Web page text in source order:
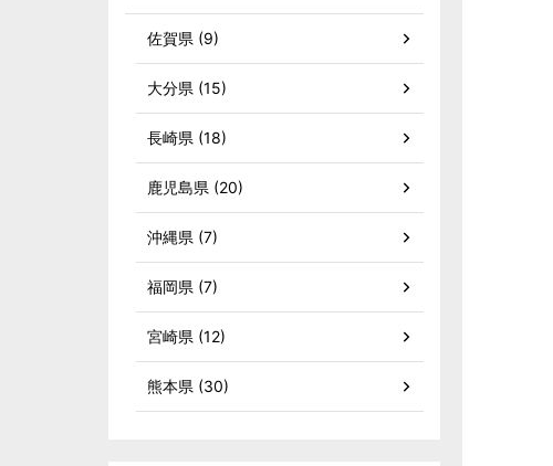
佐賀県 (9)
大分県 (15)
長崎県 (18)
鹿児島県 (20)
沖縄県 (7)
福岡県 (7)
宮崎県 (12)
熊本県 (30)